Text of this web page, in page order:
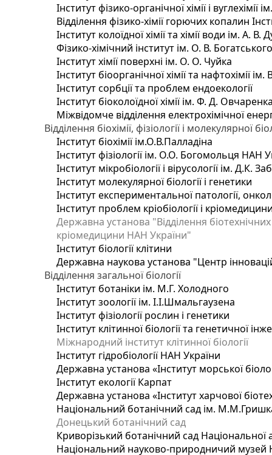
Інститут фізико-органічної хімії і
Відділення фізико-хімії горючих копалин
Інститут колоїдної хімії та хімії води ім. А.
Фізико-хімічний інститут ім. О. В.
Інститут хімії поверхні ім. О. О. Чуйка
Інститут біоорганічної хімії та нафтохімії
Інститут сорбції та проблем ендоекології
Інститут біоколоїдної хімії ім. Ф. Д.
Міжвідомче відділення електрохімічної
Відділення біохімії, фізіології і молекулярної
Інститут біохімії ім.О.В.Палладіна
Інститут фізіології ім. О.О. Богомольця НАН
Інститут мікробіології і вірусології ім. Д.К.
Інститут молекулярної біології і генетики
Інститут експериментальної патології,
Інститут проблем кріобіології і
Державна установа "Відділення
кріомедицини НАН України"
Інститут біології клітини
Державна наукова установа "Центр
Відділення загальної біології
Інститут ботаніки ім. М.Г. Холодного
Інститут зоології ім. І.І.Шмальгаузена
Інститут фізіології рослин і генетики
Інститут клітинної біології та генетичної
Міжнародний інститут клітинної біології
Інститут гідробіології НАН України
Державна установа «Інститут морської
Інститут екології Карпат
Державна установа «Інститут харчової
Національний ботанічний сад ім.
Донецький ботанічний сад
Криворізький ботанічний сад Національної
Національний науково-природничий музей